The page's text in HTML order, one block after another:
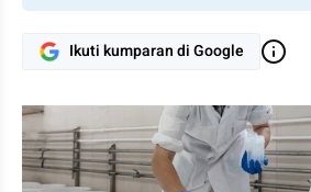
Ikuti kumparan di Google